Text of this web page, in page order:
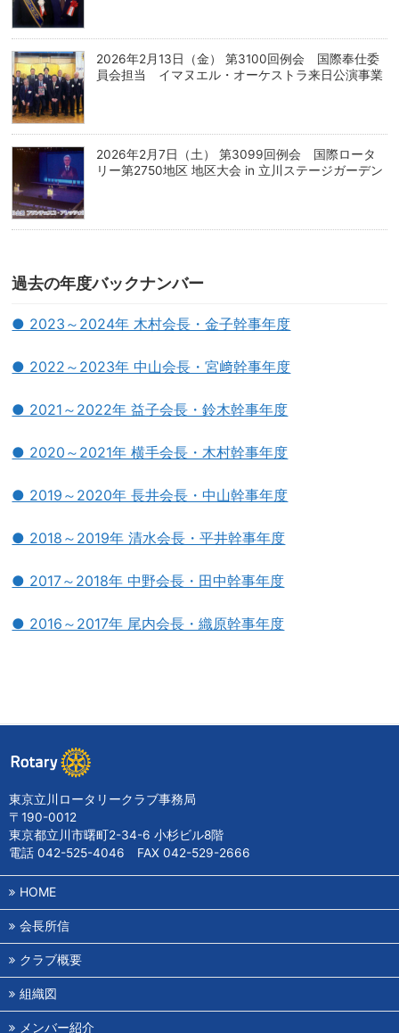
2026年2月13日（金） 第3100回例会 国際奉仕委
員会担当 イマヌエル・オーケストラ来日公演事業
2026年2月7日（土） 第3099回例会 国際ロータ
リー第2750地区 地区大会 in 立川ステージガーデン
過去の年度バックナンバー
● 2023～2024年 木村会長・金子幹事年度
● 2022～2023年 中山会長・宮﨑幹事年度
● 2021～2022年 益子会長・鈴木幹事年度
● 2020～2021年 横手会長・木村幹事年度
● 2019～2020年 長井会長・中山幹事年度
● 2018～2019年 清水会長・平井幹事年度
● 2017～2018年 中野会長・田中幹事年度
● 2016～2017年 尾内会長・織原幹事年度
東京立川ロータリークラブ事務局
〒190-0012
東京都立川市曙町2-34-6 小杉ビル8階
電話 042-525-4046 FAX 042-529-2666
HOME
会長所信
クラブ概要
組織図
メンバー紹介